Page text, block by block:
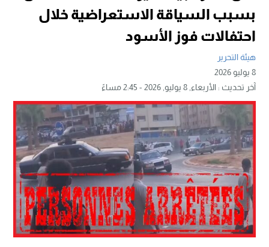
بسبب السياقة الاستعراضية خلال
احتفالات فوز الأسود
هيئة التحرير
8 يوليو 2026
آخر تحديث :الأربعاء, 8 يوليو, 2026 - 2:45 مساءً